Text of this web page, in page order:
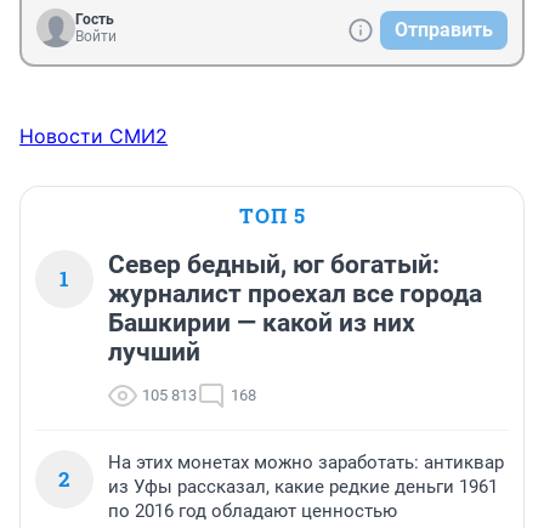
Гость
Войти
Отправить
Новости СМИ2
ТОП 5
1
Север бедный, юг богатый:
журналист проехал все города
Башкирии — какой из них
лучший
105 813 168
2
На этих монетах можно заработать: антиквар
из Уфы рассказал, какие редкие деньги 1961
по 2016 год обладают ценностью